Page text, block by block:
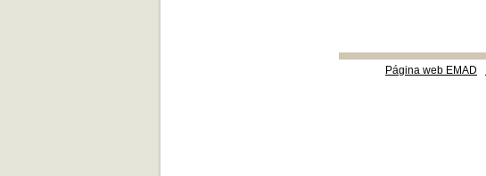
Página web EMAD